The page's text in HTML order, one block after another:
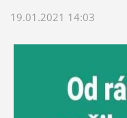
19.01.2021 14:03